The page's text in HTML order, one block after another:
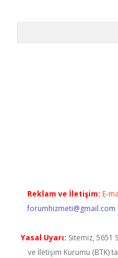
Reklam ve İletişim: E-
forumhizmeti@gmail.com
Yasal Uyarı: Sitemiz, 5651
ve İletişim Kurumu (BTK)